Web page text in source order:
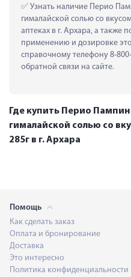
Узнать наличие Перио
гималайской солью со
аптеках в г. Архара, а также
применению и дозировке
справочному телефону 8-
обратной связи на сайте.
Где купить Перио
гималайской солью со
285г в г. Архара
Помощь
Как сделать заказ
Оплата и бронирование
Доставка
Это интересно
Политика конфиденциальности